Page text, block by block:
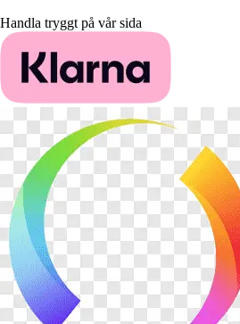
Handla tryggt på vår sida